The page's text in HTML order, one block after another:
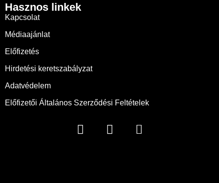
Hasznos linkek
Kapcsolat
Médiaajánlat
Előfizetés
Hirdetési keretszabályzat
Adatvédelem
Előfizetői Általános Szerződési Feltételek